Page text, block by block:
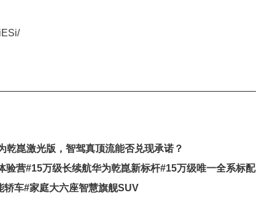
乾崑激光版，智驾真顶流能否兑现承诺？
验营#15万级长续航华为乾崑新标杆#15万级唯一全系标配
轿车#家庭大六座智慧旗舰SUV